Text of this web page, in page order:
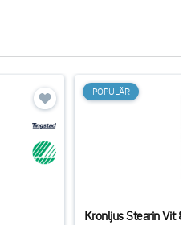
POPULÄR
Kronljus Stearin Vit